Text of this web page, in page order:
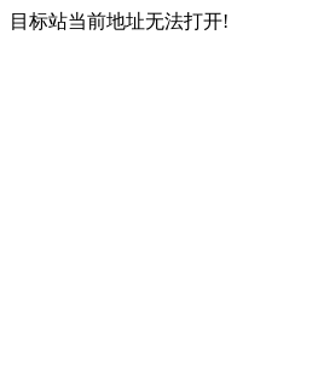
目标站当前地址无法打开!